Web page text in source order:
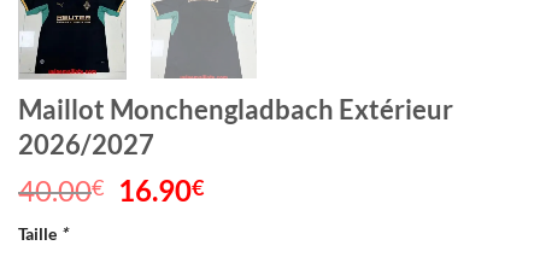
Maillot Monchengladbach Extérieur
2026/2027
40.00€
Le
16.90€
Taille *